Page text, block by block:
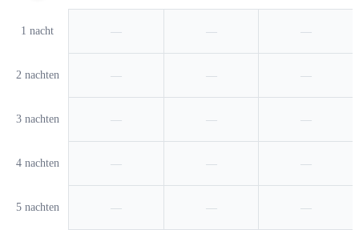
1 nacht — — —
2 nachten — — —
3 nachten — — —
4 nachten — — —
5 nachten — — —